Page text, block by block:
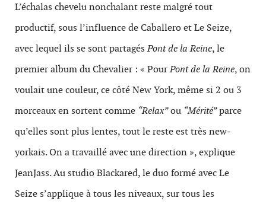
L’échalas chevelu nonchalant reste malgré tout
productif, sous l’influence de Caballero et Le Seize,
avec lequel ils se sont partagésPont de la Reine, le
premier album du Chevalier : « PourPont de la Reine, on
voulait une couleur, ce côté New York, même si 2 ou 3
morceaux en sortent comme “Relax”ou “Mérité”parce
qu’elles sont plus lentes, tout le reste est très new-
yorkais. On a travaillé avec une direction », explique
JeanJass. Au studio Blackared, le duo formé avec Le
Seize s’applique à tous les niveaux, sur tous les